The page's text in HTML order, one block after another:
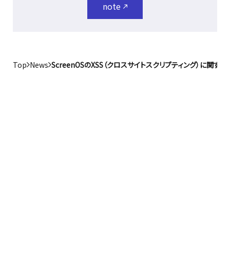
note
Top News ScreenOSのXSS（クロスサイトスクリプティング）に関す